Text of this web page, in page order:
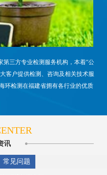
第三方专业检测服务机构，本着“公
客户提供检测、咨询及相关技术服
环检测在福建省拥有各行业的优质
讯
常见问题